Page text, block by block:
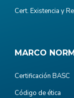
Cert. Existencia y
MARCO
Certificación BASC
Código de ética